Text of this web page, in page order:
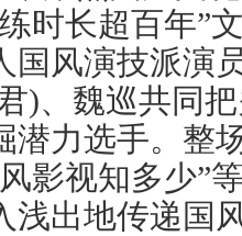
时长超百年”
国风演技派演
)、魏巡共同
力选手。 整
影视知多少”
浅出地传递国